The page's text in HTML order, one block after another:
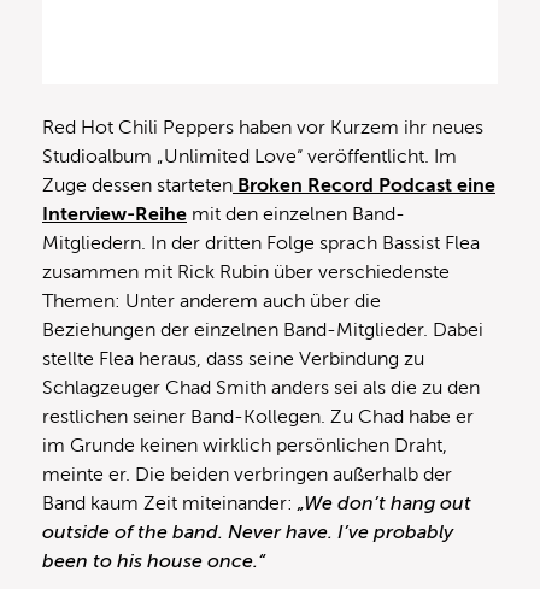
Red Hot Chili Peppers haben vor Kurzem ihr neues
Studioalbum „Unlimited Love“ veröffentlicht. Im
Zuge dessen starteten Broken Record Podcast eine
Interview-Reihe mit den einzelnen Band-
Mitgliedern. In der dritten Folge sprach Bassist Flea
zusammen mit Rick Rubin über verschiedenste
Themen: Unter anderem auch über die
Beziehungen der einzelnen Band-Mitglieder. Dabei
stellte Flea heraus, dass seine Verbindung zu
Schlagzeuger Chad Smith anders sei als die zu den
restlichen seiner Band-Kollegen. Zu Chad habe er
im Grunde keinen wirklich persönlichen Draht,
meinte er. Die beiden verbringen außerhalb der
Band kaum Zeit miteinander: „We don’t hang out
outside of the band. Never have. I’ve probably
been to his house once.“